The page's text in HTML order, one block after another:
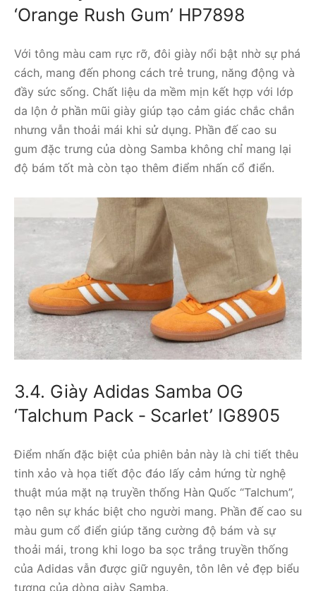
‘Orange Rush Gum’ HP7898
Với tông màu cam rực rỡ, đôi giày nổi bật nhờ sự phá
cách, mang đến phong cách trẻ trung, năng động và
đầy sức sống. Chất liệu da mềm mịn kết hợp với lớp
da lộn ở phần mũi giày giúp tạo cảm giác chắc chắn
nhưng vẫn thoải mái khi sử dụng. Phần đế cao su
gum đặc trưng của dòng Samba không chỉ mang lại
độ bám tốt mà còn tạo thêm điểm nhấn cổ điển.
3.4. Giày Adidas Samba OG
‘Talchum Pack ‑ Scarlet’ IG8905
Điểm nhấn đặc biệt của phiên bản này là chi tiết thêu
tinh xảo và họa tiết độc đáo lấy cảm hứng từ nghệ
thuật múa mặt nạ truyền thống Hàn Quốc “Talchum”,
tạo nên sự khác biệt cho người mang. Phần đế cao su
màu gum cổ điển giúp tăng cường độ bám và sự
thoải mái, trong khi logo ba sọc trắng truyền thống
của Adidas vẫn được giữ nguyên, tôn lên vẻ đẹp biểu
tượng của dòng giày Samba.